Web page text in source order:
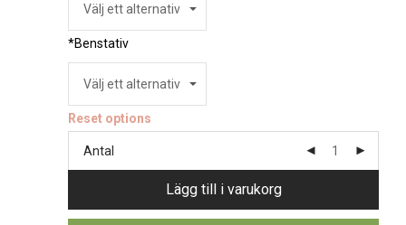
*Benstativ
Reset options
Antal
Lägg till i varukorg